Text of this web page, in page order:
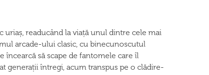
readucând la viață unul dintre cele mai
arcade-ului clasic, cu binecunoscutul
să scape de fantomele care îl
generații întregi, acum transpus pe o clădire-